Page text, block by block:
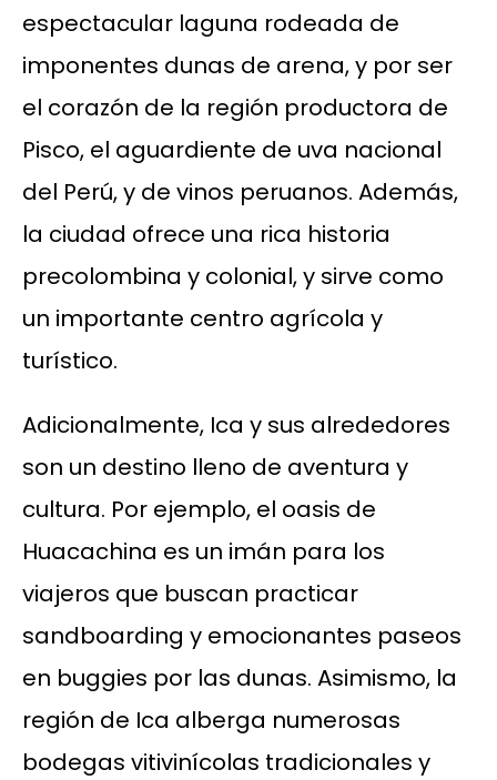
espectacular laguna rodeada de
imponentes dunas de arena, y por ser
el corazón de la región productora de
Pisco, el aguardiente de uva nacional
del Perú, y de vinos peruanos. Además,
la ciudad ofrece una rica historia
precolombina y colonial, y sirve como
un importante centro agrícola y
turístico.
Adicionalmente, Ica y sus alrededores
son un destino lleno de aventura y
cultura. Por ejemplo, el oasis de
Huacachina es un imán para los
viajeros que buscan practicar
sandboarding y emocionantes paseos
en buggies por las dunas. Asimismo, la
región de Ica alberga numerosas
bodegas vitivinícolas tradicionales y